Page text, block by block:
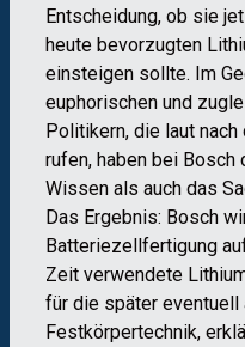
Entscheidung, ob sie
heute bevorzugten
einsteigen sollte. Im
euphorischen und
Politikern, die laut nach
rufen, haben bei
Wissen als auch das
Das Ergebnis: Bosch
Batteriezellfertigung
Zeit verwendete
für die später eventuell
Festkörpertechnik,